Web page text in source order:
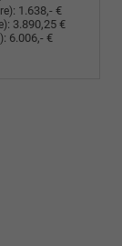
: 1.638,- €
: 3.890,25 €
: 6.006,- €